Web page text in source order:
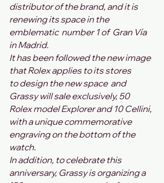
distributor of the brand, and it is
renewing its space in the
emblematic  number 1 of  Gran Vía
in Madrid.
It has been followed the new image
that Rolex applies to its stores
to design the new space  and
Grassy will sale exclusively, 50
Rolex model Explorer and 10 Cellini,
with a unique commemorative
engraving on the bottom of the
watch.
In addition, to celebrate this
anniversary, Grassy is organizing a